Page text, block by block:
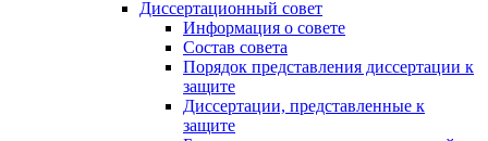
Диссертационный совет
Информация о совете
Состав совета
Порядок представления диссертации к
защите
Диссертации, представленные к
защите